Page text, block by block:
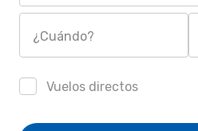
¿Cuándo?
Vuelos directos